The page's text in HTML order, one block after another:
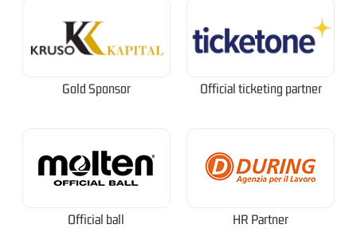
Gold Sponsor Official ticketing partner
Official ball HR Partner